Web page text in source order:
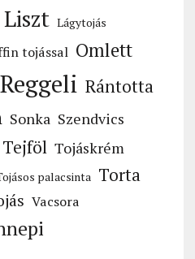
Liszt Lágytojás
tojással Omlett
Reggeli Rántotta
Sonka Szendvics
Tejföl Tojáskrém
palacsinta Torta
Vacsora